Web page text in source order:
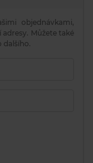
objednávkami,
Můžete také
dalšího.